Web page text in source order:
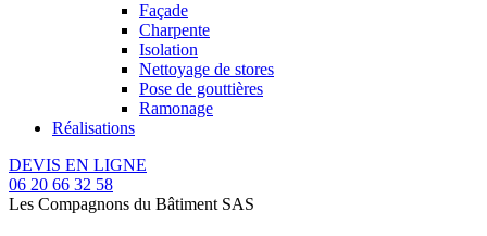
Façade
Charpente
Isolation
Nettoyage de stores
Pose de gouttières
Ramonage
Réalisations
DEVIS EN LIGNE
06 20 66 32 58
Les Compagnons du Bâtiment SAS